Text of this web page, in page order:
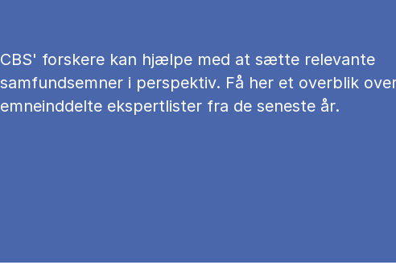
CBS' forskere kan hjælpe med at sætte relevante
samfundsemner i perspektiv. Få her et overblik
emneinddelte ekspertlister fra de seneste år.